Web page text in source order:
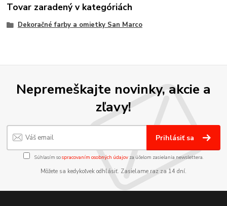
Tovar zaradený v kategóriách
Dekoračné farby a omietky San Marco
Nepremeškajte novinky, akcie a
zľavy!
Prihlásiť sa
Súhlasím sospracovaním osobných údajov za účelom zasielania newslettera.
Môžete sa kedykoľvek odhlásiť. Zasielame raz za 14 dní.